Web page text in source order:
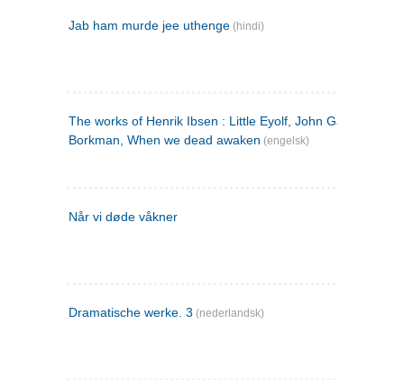
Jab ham murde jee uthenge (hindi)
The works of Henrik Ibsen : Little Eyolf, John Gabriel
Borkman, When we dead awaken (engelsk)
Når vi døde våkner
Dramatische werke. 3 (nederlandsk)